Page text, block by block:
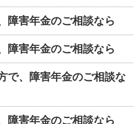
障害年金のご相談なら
障害年金のご相談なら
で、障害年金のご相談な
障害年金のご相談なら